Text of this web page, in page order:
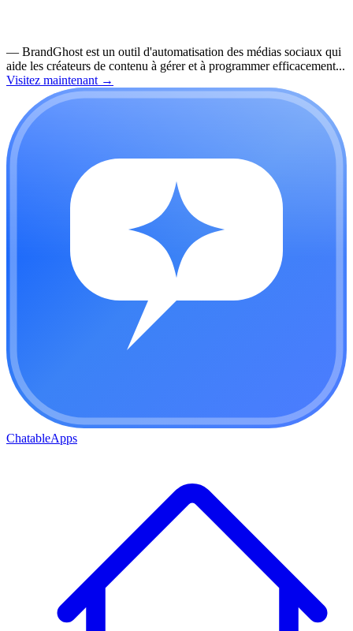
— BrandGhost est un outil d'automatisation des médias sociaux qui
aide les créateurs de contenu à gérer et à programmer efficacement...
Visitez maintenant →
ChatableApps